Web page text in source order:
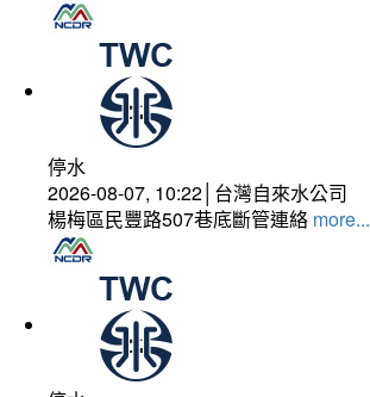
停水
2026-08-07, 10:22│台灣自來水公司
楊梅區民豐路507巷底斷管連絡 more...